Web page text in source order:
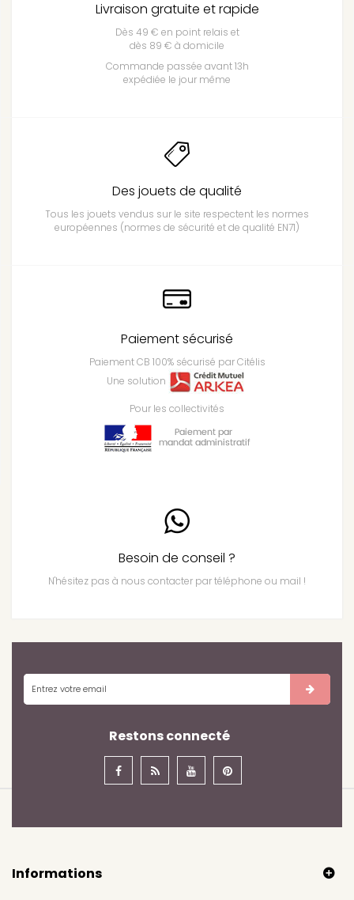
Livraison gratuite et rapide
Dès 49 € en point relais et
dès 89 € à domicile
Commande passée avant 13h
expédiée le jour même
Des jouets de qualité
Tous les jouets vendus sur le site respectent les normes
européennes (normes de sécurité et de qualité EN71)
Paiement sécurisé
Paiement CB 100% sécurisé par Citélis
Une solution
Pour les collectivités
Besoin de conseil ?
N'hésitez pas à nous contacter par téléphone ou mail !
Restons connecté
Informations